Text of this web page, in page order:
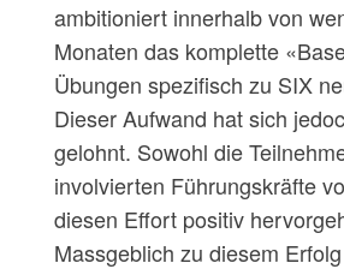
ambitioniert innerhalb von
Monaten das komplette
Übungen spezifisch zu SIX
Dieser Aufwand hat sich
gelohnt. Sowohl die
involvierten Führungskräfte
diesen Effort positiv
Massgeblich zu diesem